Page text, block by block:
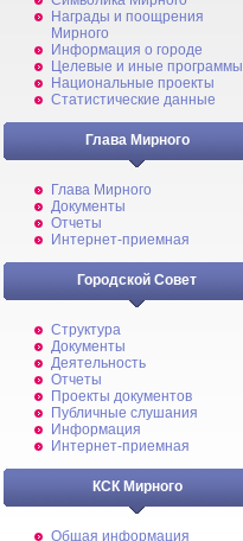
Награды и поощрения
Мирного
Информация о городе
Целевые и иные программы
Национальные проекты
Статистические данные
Глава Мирного
Глава Мирного
Документы
Отчеты
Интернет-приемная
Городской Совет
Структура
Документы
Деятельность
Отчеты
Проекты документов
Публичные слушания
Информация
Интернет-приемная
КСК Мирного
Общая информация